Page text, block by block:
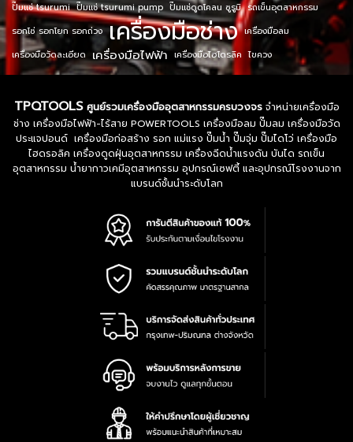
ปั๊มแช่ tsurumi ปั๊มแช่ tsurumi pump ปั๊มแช่ดูดโคลน ซูรูมิ รถเข็นอุตสาหกรรม
รอกโซ่ รอกโยก รอกถ่วง เครื่องมือช่าง เครื่องมือลม
เครื่องมือวัดละเอียด เครื่องมือไฟฟ้า เครื่องมือไฮโดรลิค ไขควง
TPQTOOLS ศูนย์รวมเครื่องมืออุตสาหกรรมครบวงจรจำหน่ายเครื่องมือ
ช่าง เครื่องมือไฟฟ้า-ไร้สาย POWERTOOLS เครื่องมือลม ปั๊มลม เครื่องมือวัด
ประแจปอนด์ เครื่องมือก่อสร้าง รอก แม่แรง ปั๊มน้ำ ปั๊มจุ่ม ปั๊มไดโว่ เครื่องมือ
ไฮดรอลิค เครื่องดูดฝุ่นอุตสาหกรรม เครื่องฉีดน้ำแรงดัน บันได รถเข็น
อุตสาหกรรม น้ำยากาวเคมีอุตสาหกรรม อุปกรณ์เซฟตี้ และอุปกรณ์โรงงานจาก
แบรนด์ชั้นนำระดับโลก